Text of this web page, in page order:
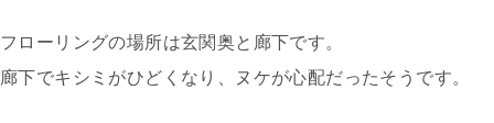
フローリングの場所は玄関奥と廊下です。
廊下でキシミがひどくなり、ヌケが心配だったそうです。